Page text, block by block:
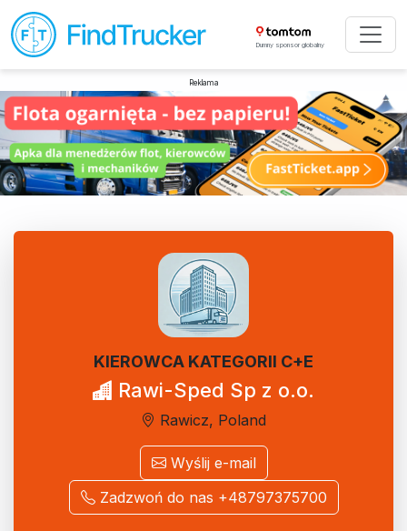
Dumny sponsor globalny
Reklama
KIEROWCA KATEGORII C+E
Rawi-Sped Sp z o.o.
Rawicz, Poland
Wyślij e-mail
Zadzwoń do nas +48797375700